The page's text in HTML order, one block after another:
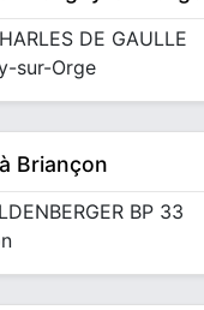
DE GAULLE
sur-Orge
Briançon
BP 33